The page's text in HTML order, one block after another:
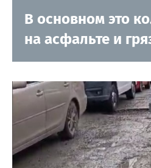
В основном это
на асфальте и